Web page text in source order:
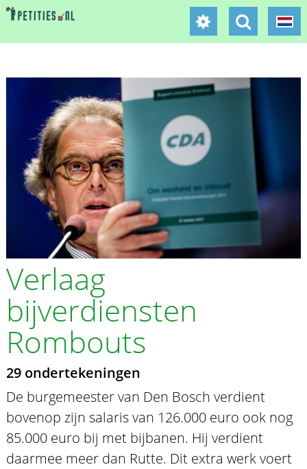
Verlaag
bijverdiensten
Rombouts
29 ondertekeningen
De burgemeester van Den Bosch verdient
bovenop zijn salaris van 126.000 euro ook nog
85.000 euro bij met bijbanen. Hij verdient
daarmee meer dan Rutte. Dit extra werk voert